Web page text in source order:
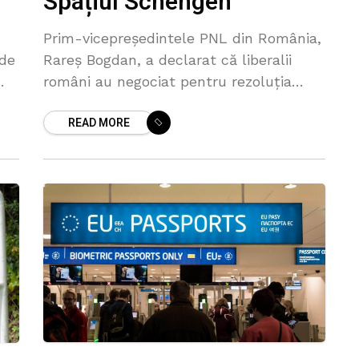
Prim-vicepreședintele PNL din România,
Rareș Bogdan, a declarat că liberalii
români au negociat pentru rezoluția
mențiune expresă în favoarea aderării
READ MORE